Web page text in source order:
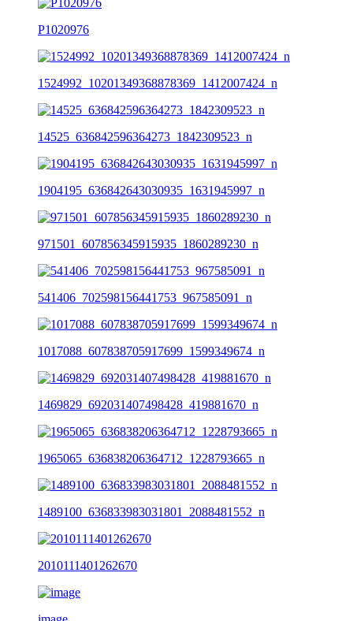
P1020976
1524992_10201349368878369_1412007424_n
14525_636842596364273_1842309523_n
1904195_636842643030935_1631945997_n
971501_607856345915935_1860289230_n
541406_702598156441753_967585091_n
1017088_607838705917699_1599349674_n
1469829_692031407498428_419881670_n
1965065_636838206364712_1228793665_n
1489100_636833983031801_2088481552_n
2010111401262670